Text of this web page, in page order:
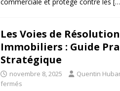
Les Voies de
Immobiliers : Guide
Stratégique
novembre 8, 2025 Quentin
fermés